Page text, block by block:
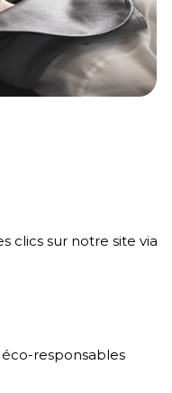
clics sur notre site via
responsables